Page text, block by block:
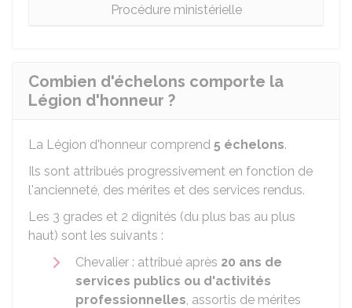
Procédure ministérielle
Combien d'échelons comporte la
Légion d'honneur ?
La Légion d'honneur comprend 5 échelons.
Ils sont attribués progressivement en fonction de
l'ancienneté, des mérites et des services rendus.
Les 3 grades et 2 dignités (du plus bas au plus
haut) sont les suivants :
Chevalier : attribué après 20 ans de
services publics ou d'activités
professionnelles, assortis de mérites